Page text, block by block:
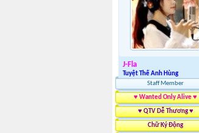
J-Fla
Tuyệt Thế Anh Hùng
Staff Member
♥ Wanted Only Alive ♥
♥ QTV Dễ Thương ♥
Chữ Ký Động